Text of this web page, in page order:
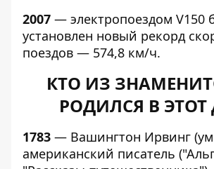
2007 — электропоездом V150
установлен новый рекорд
поездов — 574,8 км/ч.
КТО ИЗ
РОДИЛСЯ В ЭТОТ
1783 — Вашингтон Ирвинг
американский писатель